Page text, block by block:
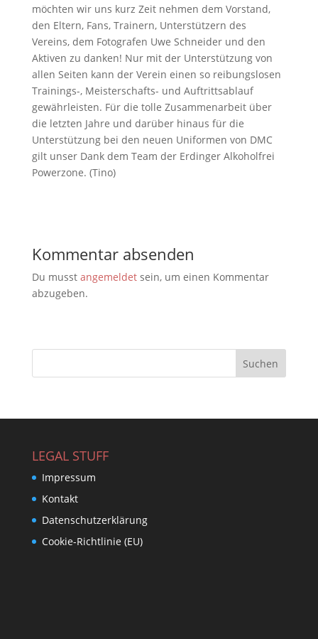
möchten wir uns kurz Zeit nehmen dem Vorstand,
den Eltern, Fans, Trainern, Unterstützern des
Vereins, dem Fotografen Uwe Schneider und den
Aktiven zu danken! Nur mit der Unterstützung von
allen Seiten kann der Verein einen so reibungslosen
Trainings-, Meisterschafts- und Auftrittsablauf
gewährleisten. Für die tolle Zusammenarbeit über
die letzten Jahre und darüber hinaus für die
Unterstützung bei den neuen Uniformen von DMC
gilt unser Dank dem Team der Erdinger Alkoholfrei
Powerzone. (Tino)
Kommentar absenden
Du musst angemeldetsein, um einen Kommentar
abzugeben.
LEGAL STUFF
Impressum
Kontakt
Datenschutzerklärung
Cookie-Richtlinie (EU)